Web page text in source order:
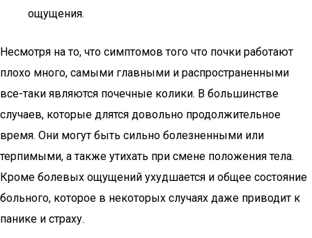
ощущения.
Несмотря на то, что симптомов того что почки работают
плохо много, самыми главными и распространенными
все-таки являются почечные колики. В большинстве
случаев, которые длятся довольно продолжительное
время. Они могут быть сильно болезненными или
терпимыми, а также утихать при смене положения тела.
Кроме болевых ощущений ухудшается и общее состояние
больного, которое в некоторых случаях даже приводит к
панике и страху.